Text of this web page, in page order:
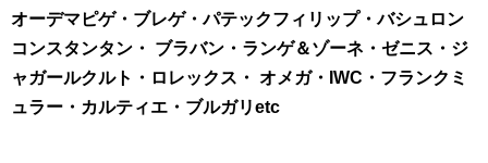
オーデマピゲ・ブレゲ・パテックフィリップ・バシュロン
コンスタンタン・ ブラバン・ランゲ＆ゾーネ・ゼニス・ジ
ャガールクルト・ロレックス・ オメガ・IWC・フランクミ
ュラー・カルティエ・ブルガリetc